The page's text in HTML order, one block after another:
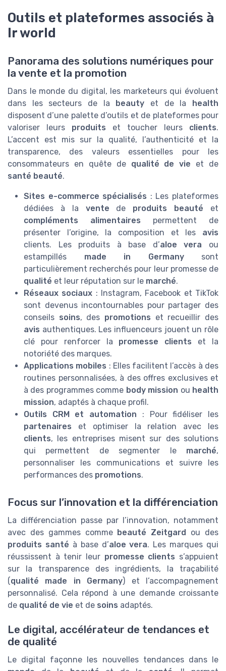
Outils et plateformes associés à
lr world
Panorama des solutions numériques pour
la vente et la promotion
Dans le monde du digital, les marketeurs qui évoluent
dans les secteurs de la
beauty et de la
health
disposent d’une palette d’outils et de plateformes pour
valoriser leurs produits et toucher leurs clients.
L’accent est mis sur la qualité, l’authenticité et la
transparence, des valeurs essentielles pour les
consommateurs en quête de qualité de vie et de
santé beauté.
Sites e-commerce spécialisés : Les plateformes
dédiées à la vente de produits beauté et
compléments alimentaires permettent de
présenter l’origine, la composition et les avis
clients. Les produits à base d’aloe vera ou
estampillés made in Germanysont
particulièrement recherchés pour leur promesse de
qualité et leur réputation sur le marché.
Réseaux sociaux : Instagram, Facebook et TikTok
sont devenus incontournables pour partager des
conseils soins, des promotions et recueillir des
avis authentiques. Les influenceurs jouent un rôle
clé pour renforcer la promesse clients et la
notoriété des marques.
Applications mobiles : Elles facilitent l’accès à des
routines personnalisées, à des offres exclusives et
à des programmes comme body mission ou health
mission, adaptés à chaque profil.
Outils CRM et automation : Pour fidéliser les
partenaires et optimiser la relation avec les
clients, les entreprises misent sur des solutions
qui permettent de segmenter le marché,
personnaliser les communications et suivre les
performances des promotions.
Focus sur l’innovation et la différenciation
La différenciation passe par l’innovation, notamment
avec des gammes comme beauté Zeitgard ou des
produits santé à base d’aloe vera. Les marques qui
réussissent à tenir leur promesse clients s’appuient
sur la transparence des ingrédients, la traçabilité
(qualité made in Germany) et l’accompagnement
personnalisé. Cela répond à une demande croissante
de qualité de vie et de soins adaptés.
Le digital, accélérateur de tendances et
de qualité
Le digital façonne les nouvelles tendances dans le